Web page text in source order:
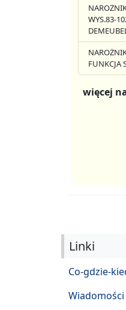
WYS.83-
FUNKCJA
więcej
Linki
Co-gdzie-
Wiadomości